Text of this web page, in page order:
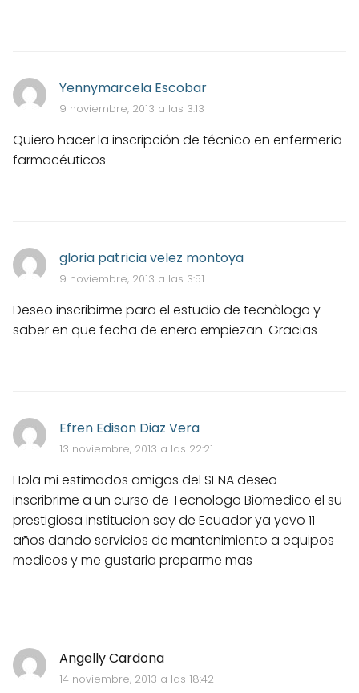
Yennymarcela Escobar
9 noviembre, 2013 a las 3:13
Quiero hacer la inscripción de técnico en enfermería
farmacéuticos
gloria patricia velez montoya
9 noviembre, 2013 a las 3:51
Deseo inscribirme para el estudio de tecnòlogo y
saber en que fecha de enero empiezan. Gracias
Efren Edison Diaz Vera
13 noviembre, 2013 a las 22:21
Hola mi estimados amigos del SENA deseo
inscribrime a un curso de Tecnologo Biomedico el su
prestigiosa institucion soy de Ecuador ya yevo 11
años dando servicios de mantenimiento a equipos
medicos y me gustaria preparme mas
Angelly Cardona
14 noviembre, 2013 a las 18:42